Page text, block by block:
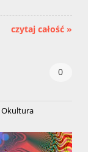
czytaj całość »
0
Okultura